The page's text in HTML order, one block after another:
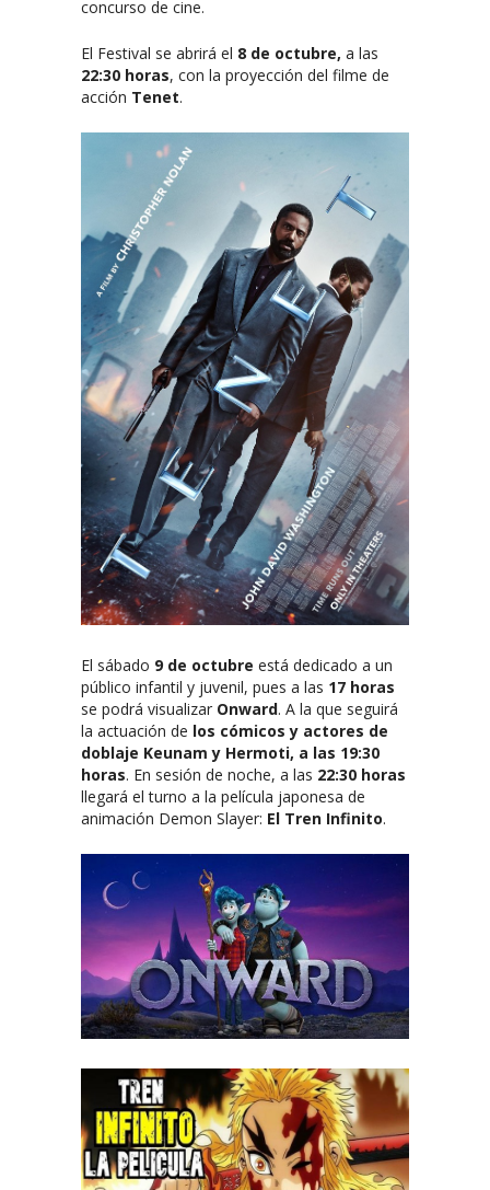
concurso de cine.
El Festival se abrirá el 8 de octubre, a las
22:30 horas, con la proyección del filme de
acción Tenet.
El sábado 9 de octubre está dedicado a un
público infantil y juvenil, pues a las 17 horas
se podrá visualizar Onward. A la que seguirá
la actuación de los cómicos y actores de
doblaje Keunam y Hermoti, a las 19:30
horas. En sesión de noche, a las 22:30 horas
llegará el turno a la película japonesa de
animación Demon Slayer: El Tren Infinito.